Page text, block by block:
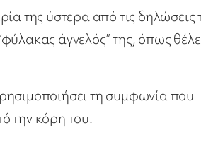
της ύστερα από τις δηλώσεις
άγγελός” της, όπως
τη συμφωνία που
την κόρη του.